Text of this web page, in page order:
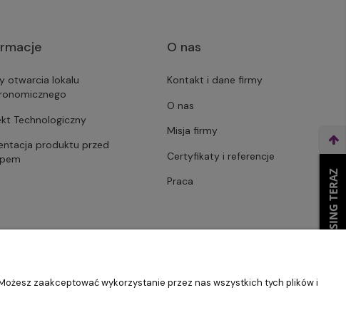
otwarcia lokalu
Technologiczny
produktu przed
O nas
Kontakt i dane firmy
O nas
Misja firmy
Certyfikaty i referencje
Praca
zaakceptować wykorzystanie przez nas wszystkich tych plików i
WEŹ LEASING TERAZ